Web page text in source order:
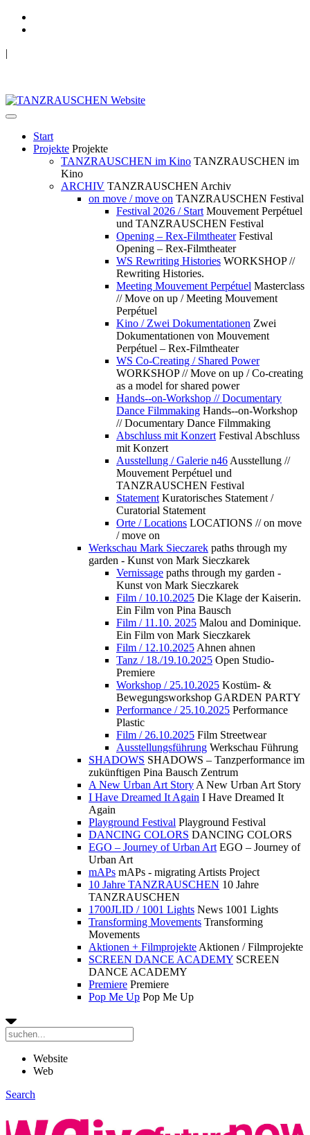
|
Start
Projekte Projekte
TANZRAUSCHEN im Kino TANZRAUSCHEN im
Kino
ARCHIV TANZRAUSCHEN Archiv
on move / move on TANZRAUSCHEN Festival
Festival 2026 / Start Mouvement Perpétuel
und TANZRAUSCHEN Festival
Opening – Rex-Filmtheater Festival
Opening – Rex-Filmtheater
WS Rewriting Histories WORKSHOP //
Rewriting Histories.
Meeting Mouvement Perpétuel Masterclass
// Move on up / Meeting Mouvement
Perpétuel
Kino / Zwei Dokumentationen Zwei
Dokumentationen von Mouvement
Perpétuel – Rex-Filmtheater
WS Co-Creating / Shared Power
WORKSHOP // Move on up / Co-creating
as a model for shared power
Hands--on-Workshop // Documentary
Dance Filmmaking Hands--on-Workshop
// Documentary Dance Filmmaking
Abschluss mit Konzert Festival Abschluss
mit Konzert
Ausstellung / Galerie n46 Ausstellung //
Mouvement Perpétuel und
TANZRAUSCHEN Festival
Statement Kuratorisches Statement /
Curatorial Statement
Orte / Locations LOCATIONS // on move
/ move on
Werkschau Mark Sieczarek paths through my
garden - Kunst von Mark Sieczkarek
Vernissage paths through my garden -
Kunst von Mark Sieczkarek
Film / 10.10.2025 Die Klage der Kaiserin.
Ein Film von Pina Bausch
Film / 11.10. 2025 Malou and Dominique.
Ein Film von Mark Sieczkarek
Film / 12.10.2025 Ahnen ahnen
Tanz / 18./19.10.2025 Open Studio-
Premiere
Workshop / 25.10.2025 Kostüm- &
Bewegungsworkshop GARDEN PARTY
Performance / 25.10.2025 Performance
Plastic
Film / 26.10.2025 Film Streetwear
Ausstellungsführung Werkschau Führung
SHADOWS SHADOWS – Tanzperformance im
zukünftigen Pina Bausch Zentrum
A New Urban Art Story A New Urban Art Story
I Have Dreamed It Again I Have Dreamed It
Again
Playground Festival Playground Festival
DANCING COLORS DANCING COLORS
EGO – Journey of Urban Art EGO – Journey of
Urban Art
mAPs mAPs - migrating Artists Project
10 Jahre TANZRAUSCHEN 10 Jahre
TANZRAUSCHEN
1700JLID / 1001 Lights News 1001 Lights
Transforming Movements Transforming
Movements
Aktionen + Filmprojekte Aktionen / Filmprojekte
SCREEN DANCE ACADEMY SCREEN
DANCE ACADEMY
Premiere Premiere
Pop Me Up Pop Me Up
Website
Web
Search